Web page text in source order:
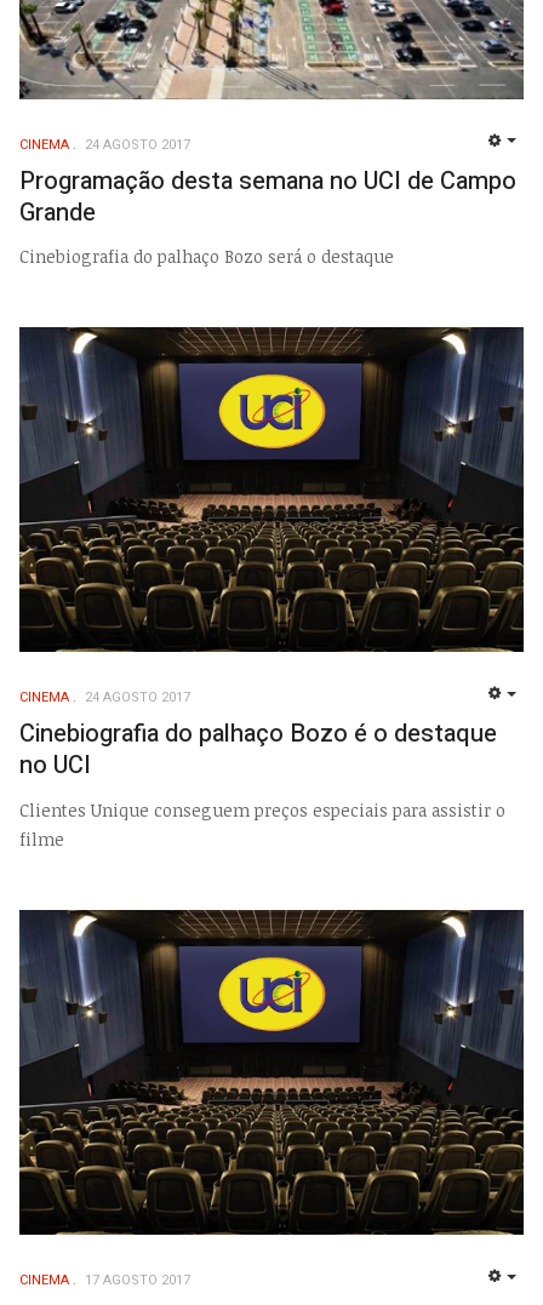
CINEMA 24 AGOSTO 2017
Programação desta semana no UCI de Campo
Grande
Cinebiografia do palhaço Bozo será o destaque
CINEMA 24 AGOSTO 2017
Cinebiografia do palhaço Bozo é o destaque
no UCI
Clientes Unique conseguem preços especiais para assistir o
filme
CINEMA 17 AGOSTO 2017